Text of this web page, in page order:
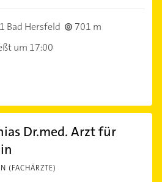
Bad Hersfeld
701 m
um 17:00
Dr.med. Arzt für
(FACHÄRZTE)